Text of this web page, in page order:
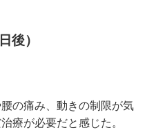
後）
の痛み、動きの制限が気
療が必要だと感じた。